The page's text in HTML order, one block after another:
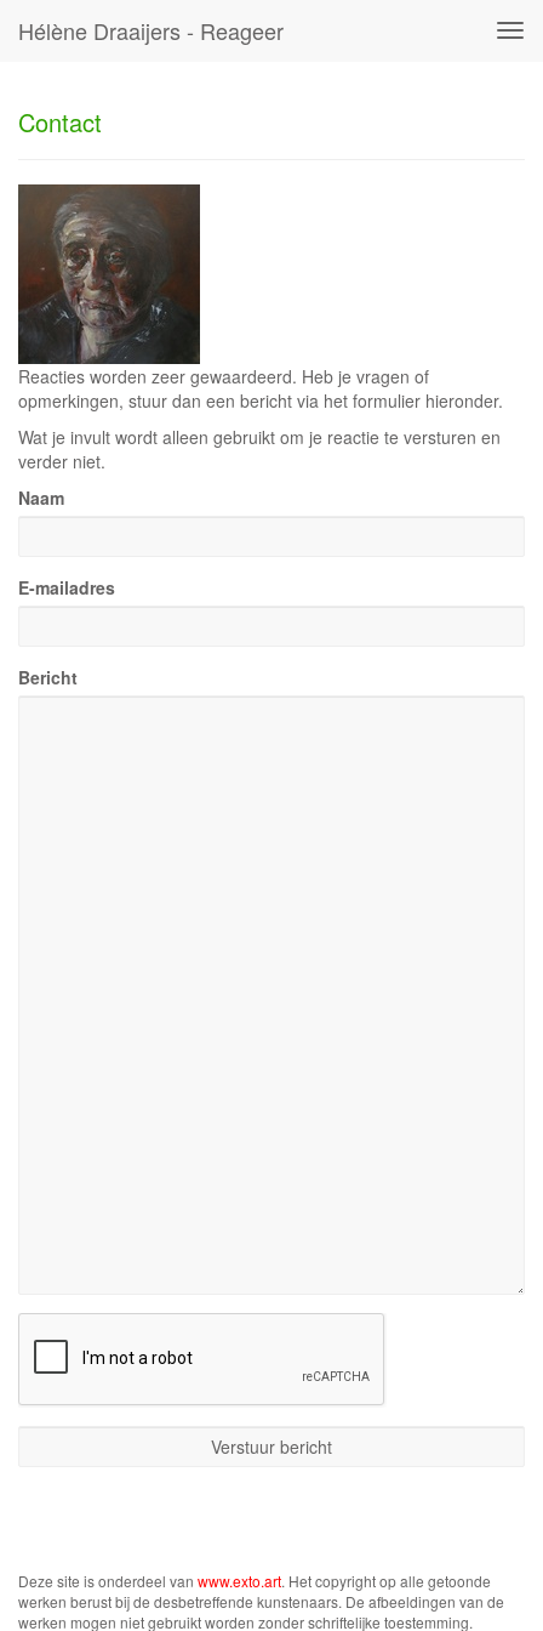
Hélène Draaijers - Reageer
Contact
Reacties worden zeer gewaardeerd. Heb je vragen of
opmerkingen, stuur dan een bericht via het formulier hieronder.
Wat je invult wordt alleen gebruikt om je reactie te versturen en
verder niet.
Naam
E-mailadres
Bericht
Deze site is onderdeel van www.exto.art. Het copyright op alle getoonde
werken berust bij de desbetreffende kunstenaars. De afbeeldingen van de
werken mogen niet gebruikt worden zonder schriftelijke toestemming.